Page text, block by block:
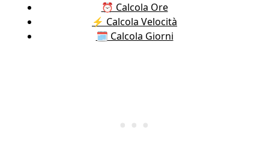
⏰ Calcola Ore
⚡️ Calcola Velocità
🗓️ Calcola Giorni